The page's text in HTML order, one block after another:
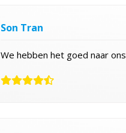
Son Tran
We hebben het goed naar